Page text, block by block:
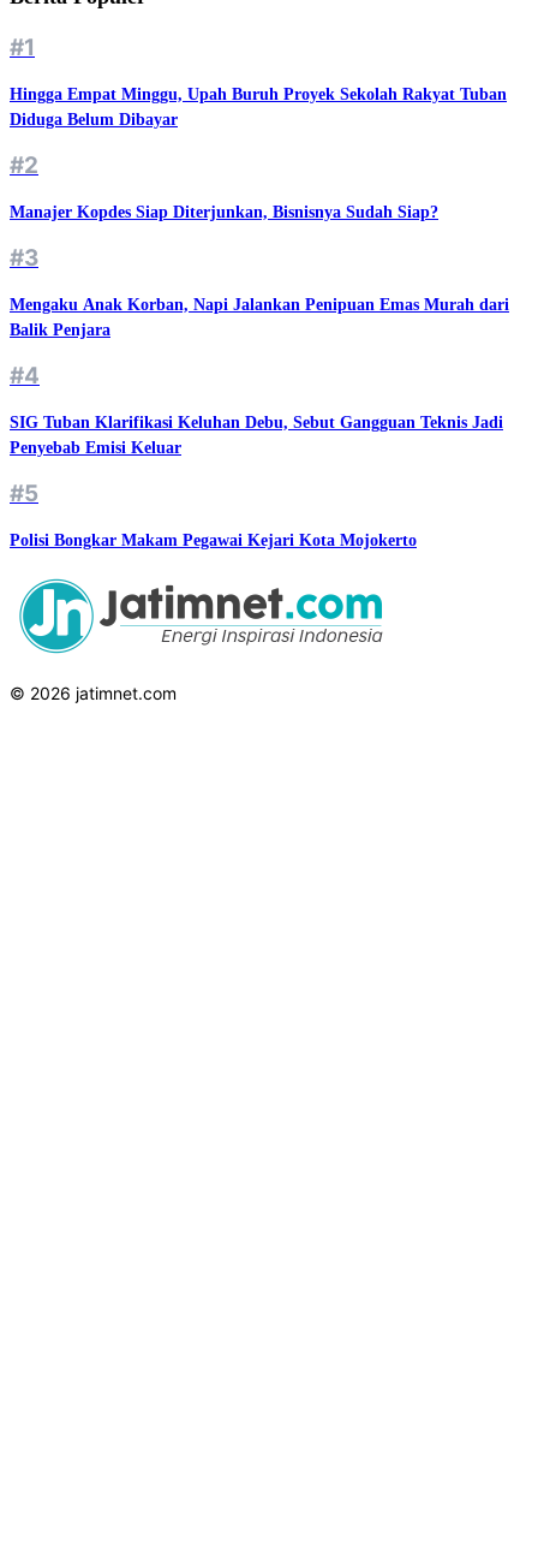
#1
Hingga Empat Minggu, Upah Buruh Proyek Sekolah Rakyat Tuban
Diduga Belum Dibayar
#2
Manajer Kopdes Siap Diterjunkan, Bisnisnya Sudah Siap?
#3
Mengaku Anak Korban, Napi Jalankan Penipuan Emas Murah dari
Balik Penjara
#4
SIG Tuban Klarifikasi Keluhan Debu, Sebut Gangguan Teknis Jadi
Penyebab Emisi Keluar
#5
Polisi Bongkar Makam Pegawai Kejari Kota Mojokerto
© 2026 jatimnet.com